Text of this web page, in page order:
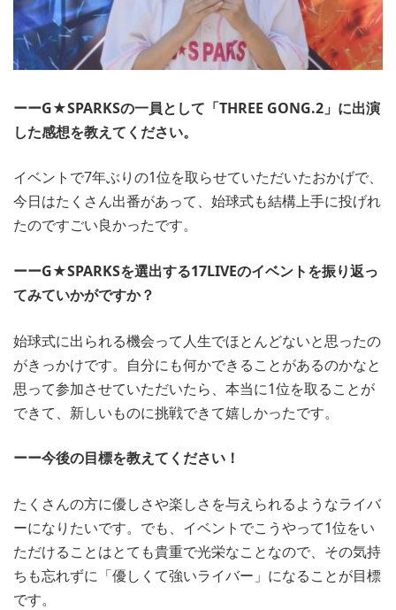
ーーG★SPARKSの一員として「THREE GONG.2」に出演
した感想を教えてください。
イベントで7年ぶりの1位を取らせていただいたおかげで、
今日はたくさん出番があって、始球式も結構上手に投げれ
たのですごい良かったです。
ーーG★SPARKSを選出する17LIVEのイベントを振り返っ
てみていかがですか？
始球式に出られる機会って人生でほとんどないと思ったの
がきっかけです。自分にも何かできることがあるのかなと
思って参加させていただいたら、本当に1位を取ることが
できて、新しいものに挑戦できて嬉しかったです。
ーー今後の目標を教えてください！
たくさんの方に優しさや楽しさを与えられるようなライバ
ーになりたいです。でも、イベントでこうやって1位をい
ただけることはとても貴重で光栄なことなので、その気持
ちも忘れずに「優しくて強いライバー」になることが目標
です。